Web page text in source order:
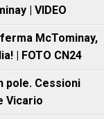
| VIDEO
McTominay,
| FOTO CN24
pole. Cessioni
Vicario